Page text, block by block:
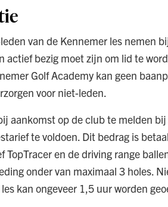
van de Kennemer les nemen
actief bezig moet zijn om lid te
Golf Academy kan geen
voor niet-leden.
aankomst op de club te melden
te voldoen. Dit bedrag is
en de driving range
onder van maximaal 3 holes.
kan ongeveer 1,5 uur worden